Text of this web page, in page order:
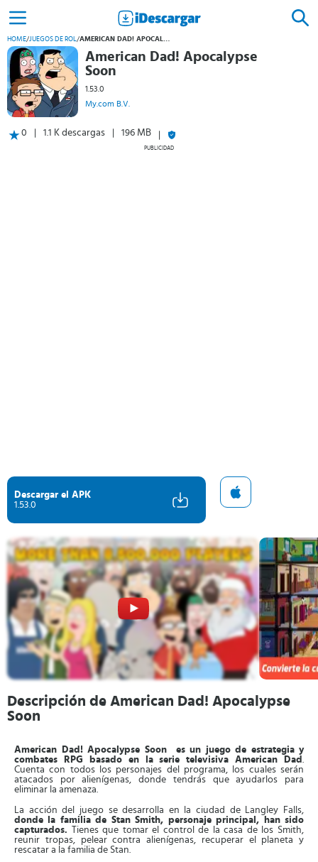
HOME/JUEGOS DE ROL/ AMERICAN DAD! APOCALYPSE SOON
American Dad! Apocalypse
Soon
1.53.0
My.com B.V.
0 1.1 K descargas 196 MB
PUBLICIDAD
Descargar el APK
1.53.0
Descripción de American Dad! Apocalypse
Soon
American Dad! Apocalypse Soon es un juego de estrategia y
combates RPG basado en la serie televisiva American Dad .
Cuenta con todos los personajes del programa, los cuales serán
atacados por alienígenas, donde tendrás que ayudarlos para
eliminar la amenaza.
La acción del juego se desarrolla en la ciudad de Langley Falls,
donde la familia de Stan Smith, personaje principal, han sido
capturados. Tienes que tomar el control de la casa de los Smith,
reunir tropas, pelear contra alienígenas, recuperar el planeta y
rescatar a la familia de Stan.